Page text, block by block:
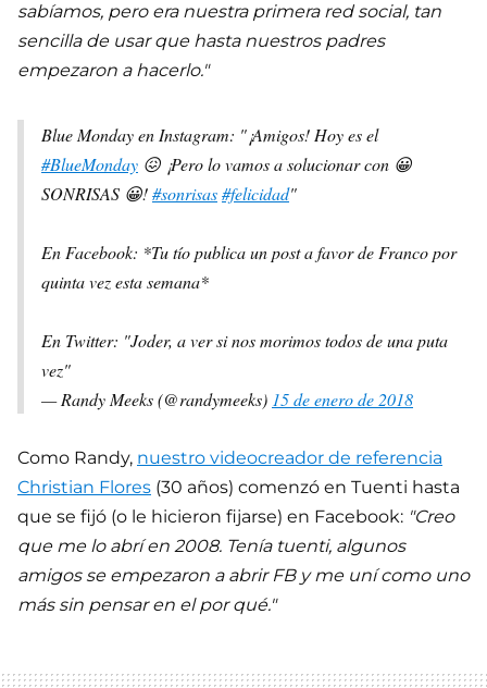
sabíamos, pero era nuestra primera red social, tan
sencilla de usar que hasta nuestros padres
empezaron a hacerlo."
Blue Monday en Instagram: "¡Amigos! Hoy es el
#BlueMonday 😖 ¡Pero lo vamos a solucionar con 😀
SONRISAS 😀!#sonrisas#felicidad"
En Facebook: *Tu tío publica un post a favor de Franco por
quinta vez esta semana*
En Twitter: "Joder, a ver si nos morimos todos de una puta
vez"
— Randy Meeks (@randymeeks) 15 de enero de 2018
Como Randy, nuestro videocreador de referencia
Christian Flores (30 años) comenzó en Tuenti hasta
que se fijó (o le hicieron fijarse) en Facebook: "Creo
que me lo abrí en 2008. Tenía tuenti, algunos
amigos se empezaron a abrir FB y me uní como uno
más sin pensar en el por qué."